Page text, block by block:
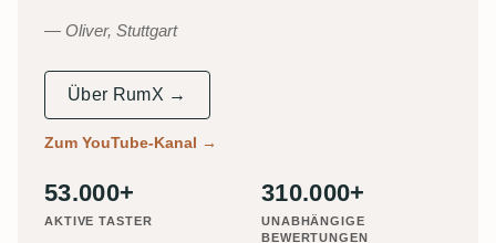
Oliver, Stuttgart
Über RumX →
Zum YouTube-Kanal →
53.000+
AKTIVE TASTER
310.000+
UNABHÄNGIGE
BEWERTUNGEN